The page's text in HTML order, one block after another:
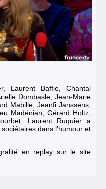
Laurent Baffie, Chantal
Dombasle, Jean-Marie
Mabille, Jeanfi Janssens,
Madénian, Gérard Holtz,
Laurent Ruquier a
dans l’humour et
en replay sur le site